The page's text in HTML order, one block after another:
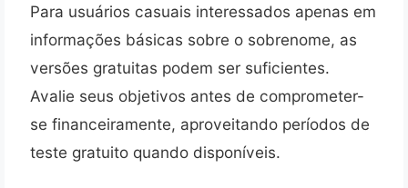
Para usuários casuais interessados apenas em
informações básicas sobre o sobrenome, as
versões gratuitas podem ser suficientes.
Avalie seus objetivos antes de comprometer-
se financeiramente, aproveitando períodos de
teste gratuito quando disponíveis.